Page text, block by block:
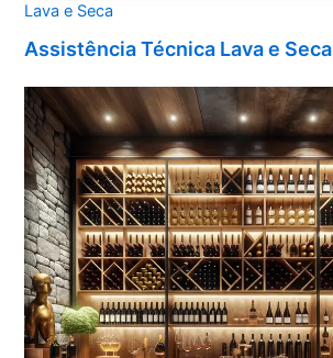
Lava e Seca
Assistência Técnica Lava e Seca